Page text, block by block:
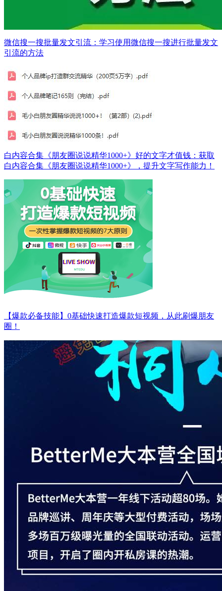
微信搜一搜批量发文引流：学习使用微信搜一搜进行批量发文
引流的方法
白内容合集《朋友圈说说精华1000+》好的文字才值钱：获取
白内容合集《朋友圈说说精华1000+》，提升文字写作能力！
【爆款必备技能】0基础快速打造爆款短视频，从此刷爆朋友
圈！